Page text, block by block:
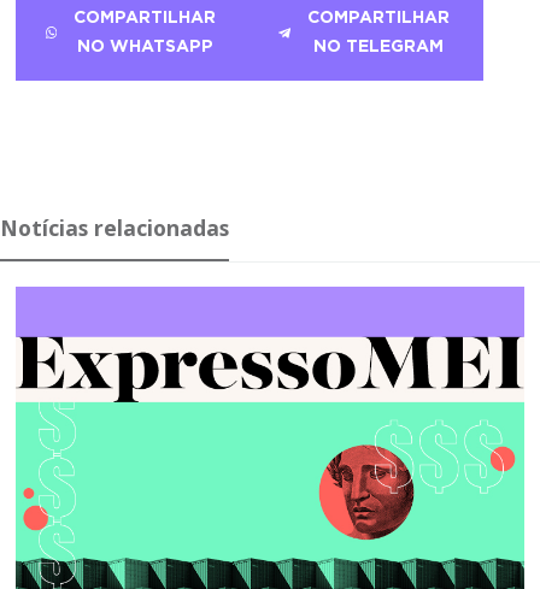
COMPARTILHAR
NO WHATSAPP
COMPARTILHAR
NO TELEGRAM
Notícias relacionadas